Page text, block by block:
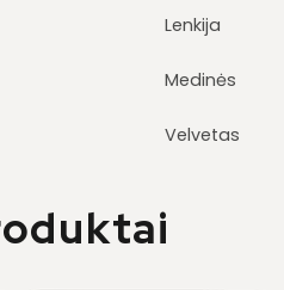
Lenkija
Medinės
Velvetas